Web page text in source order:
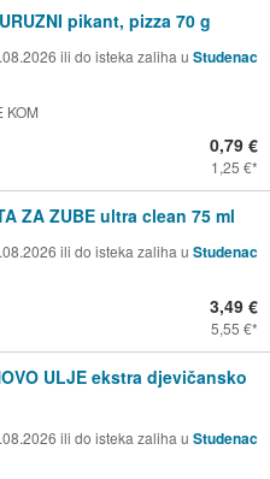
pikant, pizza 70 g
ili do isteka zaliha u Studenac
KOM
0,79 €
1,25 €
ZA ZUBE ultra clean 75 ml
ili do isteka zaliha u Studenac
3,49 €
5,55 €
ULJE ekstra djevičansko
ili do isteka zaliha u Studenac